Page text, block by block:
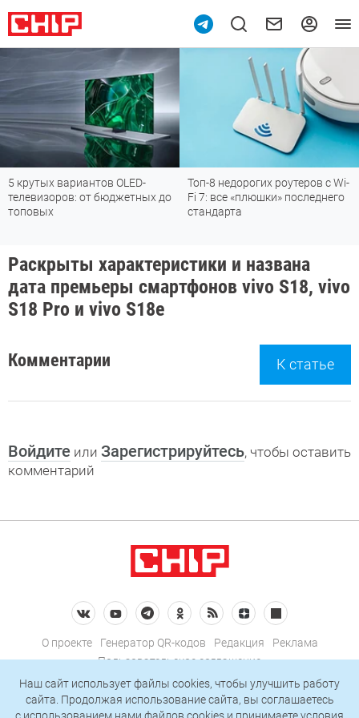
5 крутых вариантов OLED-
телевизоров: от бюджетных до
топовых
Топ-8 недорогих роутеров с Wi-
Fi 7: все «плюшки» последнего
стандарта
Раскрыты характеристики и названа
дата премьеры смартфонов vivo S18, vivo
S18 Pro и vivo S18e
Комментарии К статье
Войдите или Зарегистрируйтесь, чтобы оставить
комментарий
О проекте Генератор QR-кодов Редакция
Реклама
Пользовательское соглашение
Политика конфиденциальности
Подписаться на рассылку
Наш сайт использует файлы cookies, чтобы улучшить работу
сайта. Продолжая использование сайта, вы соглашаетесь